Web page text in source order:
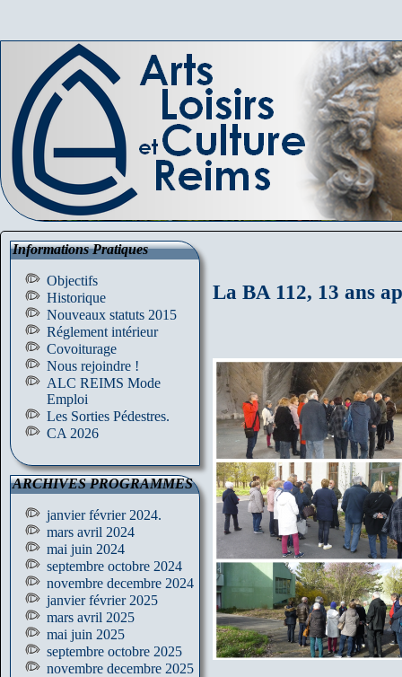
Informations Pratiques
Objectifs
Historique
Nouveaux statuts 2015
Réglement intérieur
Covoiturage
Nous rejoindre !
ALC REIMS Mode
Emploi
Les Sorties Pédestres.
CA 2026
ARCHIVES PROGRAMMES
janvier février 2024.
mars avril 2024
mai juin 2024
septembre octobre 2024
novembre decembre 2024
janvier février 2025
mars avril 2025
mai juin 2025
septembre octobre 2025
novembre decembre 2025
La BA 112, 13 ans